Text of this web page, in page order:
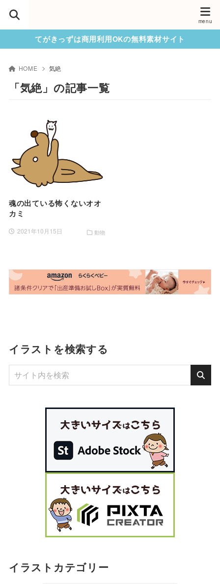
てがきっずは商用利用OKの無料素材サイト
HOME 気絶
「気絶」の記事一覧
魂の出ている怖くないオオ
カミ
2021年10月15日 動物
イラストを検索する
イラストカテゴリー